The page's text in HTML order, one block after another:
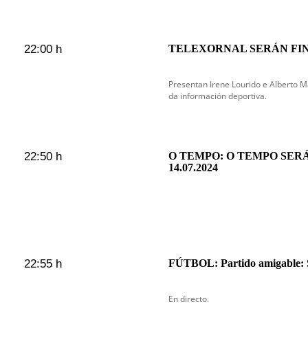
22:00 h TELEXORNAL SERÁN
Presentan Irene Lourido e Alberto
da información deportiva.
22:50 h
O TEMPO: O TEMPO
14.07.2024
22:55 h FÚTBOL: Partido amigable:
En directo.